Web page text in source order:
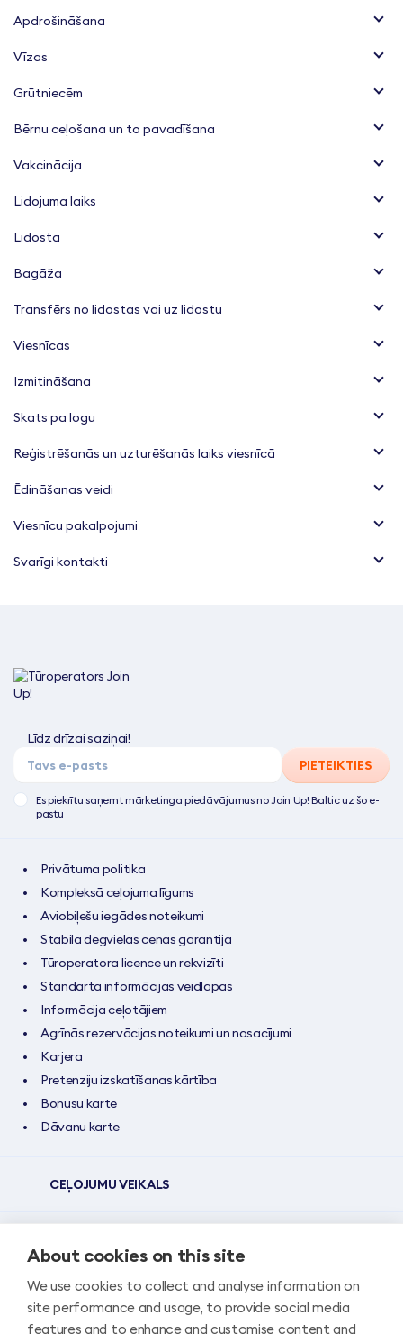
About cookies on this site
We use cookies to collect and analyse information on
site performance and usage, to provide social media
features and to enhance and customise content and
Apdrošināšana
Vīzas
Grūtniecēm
Bērnu ceļošana un to pavadīšana
Vakcinācija
Lidojuma laiks
Lidosta
Bagāža
Transfērs no lidostas vai uz lidostu
Viesnīcas
Izmitināšana
Skats pa logu
Reģistrēšanās un uzturēšanās laiks viesnīcā
Ēdināšanas veidi
Viesnīcu pakalpojumi
Svarīgi kontakti
Līdz drīzai saziņai!
PIETEIKTIES
Es piekrītu saņemt mārketinga piedāvājumus no Join Up! Baltic uz šo e-
pastu
Privātuma politika
Kompleksā ceļojuma līgums
Aviobiļešu iegādes noteikumi
Stabila degvielas cenas garantija
Tūroperatora licence un rekvizīti
Standarta informācijas veidlapas
Informācija ceļotājiem
Agrīnās rezervācijas noteikumi un nosacījumi
Karjera
Pretenziju izskatīšanas kārtība
Bonusu karte
Dāvanu karte
CEĻOJUMU VEIKALS
PĀRSTĀVNIECĪBA UN JURIDISKAIS BIROJS RĪGĀ